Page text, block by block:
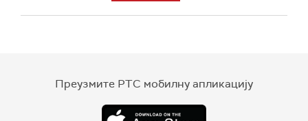
Преузмите РТС мобилну апликацију